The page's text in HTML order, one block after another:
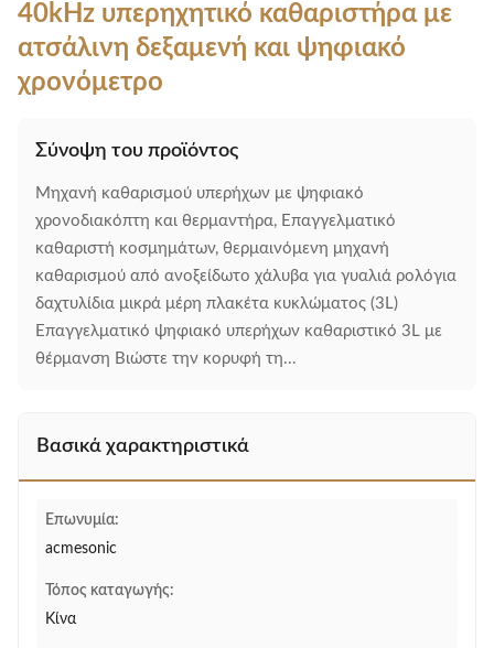
40kHz υπερηχητικό καθαριστήρα με
ατσάλινη δεξαμενή και ψηφιακό
χρονόμετρο
Σύνοψη του προϊόντος
Μηχανή καθαρισμού υπερήχων με ψηφιακό
χρονοδιακόπτη και θερμαντήρα, Επαγγελματικό
καθαριστή κοσμημάτων, θερμαινόμενη μηχανή
καθαρισμού από ανοξείδωτο χάλυβα για γυαλιά ρολόγια
δαχτυλίδια μικρά μέρη πλακέτα κυκλώματος (3L)
Επαγγελματικό ψηφιακό υπερήχων καθαριστικό 3L με
θέρμανση Βιώστε την κορυφή τη...
Βασικά χαρακτηριστικά
Επωνυμία:
acmesonic
Τόπος καταγωγής:
Κίνα